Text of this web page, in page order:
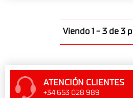
Viendo 1 - 3 de 3
ATENCIÓN CLIENTES
+34 653 028 989